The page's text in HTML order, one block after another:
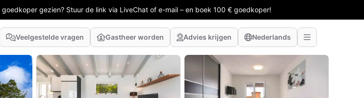
gezien? Stuur de link via LiveChat of e-mail – en boek 100 € goedkoper!
Veelgestelde vragen Gastheer worden Advies krijgen Nederlands